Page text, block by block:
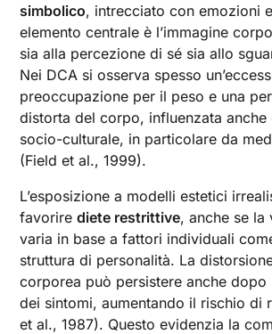
simbolico, intrecciato con emozioni
elemento centrale è l’immagine
sia alla percezione di sé sia allo
Nei DCA si osserva spesso
preoccupazione per il peso e una
distorta del corpo, influenzata anche
socio-culturale, in particolare da
(Field et al., 1999).
L’esposizione a modelli estetici
favorirediete restrittive, anche se la
varia in base a fattori individuali
struttura di personalità. La
corporea può persistere anche dopo
dei sintomi, aumentando il rischio di
et al., 1987). Questo evidenzia la